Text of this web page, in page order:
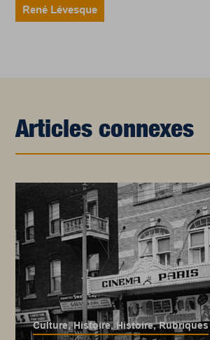
René Lévesque
Articles connexes
Culture,Histoire,Histoire,Rubriques